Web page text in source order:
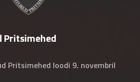
Pritsimehed loodi 9. novembril